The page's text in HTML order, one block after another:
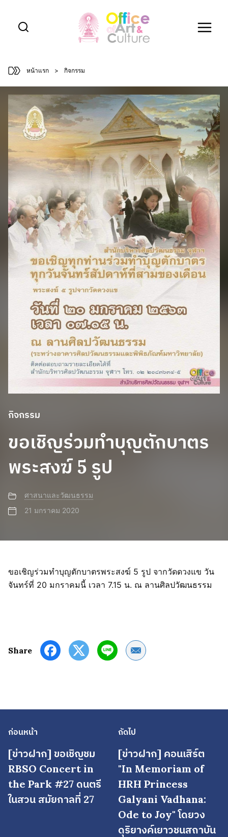
content
หน้าแรก > กิจกรรม
กิจกรรม
ขอเชิญร่วมทำบุญตักบาตร
พระสงฆ์ 5 รูป
ศาสนาและวัฒนธรรม
21 มกราคม 2020
ขอเชิญร่วมทำบุญตักบาตรพระสงฆ์ 5 รูป จากวัดดวงแข วัน
จันทร์ที่ 20 มกราคมนี้ เวลา 7.15 น. ณ ลานศิลปวัฒนธรรม
Share Share by Email
ก่อนหน้า
[ข่าวฝาก] ขอเชิญชม
RBSO Concert in
the Park #27 ดนตรี
ในสวน สมัยกาลที่ 27
ถัดไป
[ข่าวฝาก] คอนเสิร์ต
"In Memoriam of
HRH Princess
Galyani Vadhana:
Ode to Joy" โดยวง
ดุริยางค์เยาวชนสถาบัน